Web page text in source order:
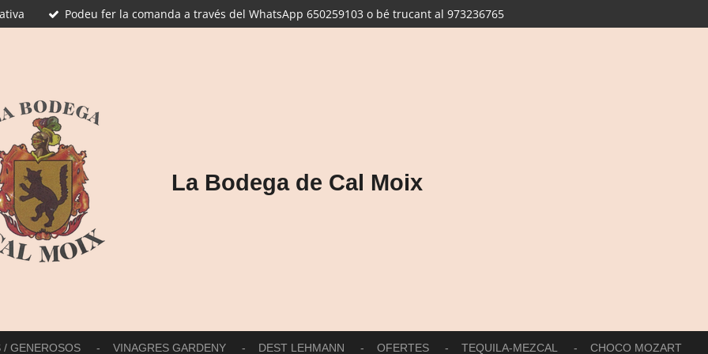
Podeu fer la comanda a través del WhatsApp 650259103 o bé trucant al 973236765
La Bodega de Cal Moix
/ GENEROSOS VINAGRES GARDENY DEST LEHMANN OFERTES TEQUILA-MEZCAL CHOCO MOZART